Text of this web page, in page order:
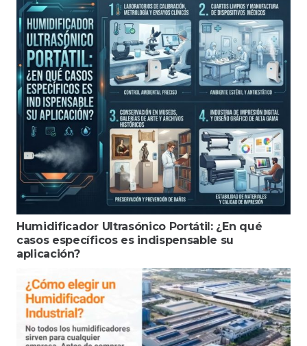
Humidificador Ultrasónico Portátil: ¿En qué
casos específicos es indispensable su
aplicación?